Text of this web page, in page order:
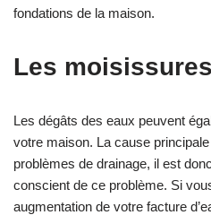
fondations de la maison.
Les
Les dégâts des eaux peuvent
votre maison. La cause
problèmes de drainage, il est
conscient de ce problème. Si
augmentation de votre facture